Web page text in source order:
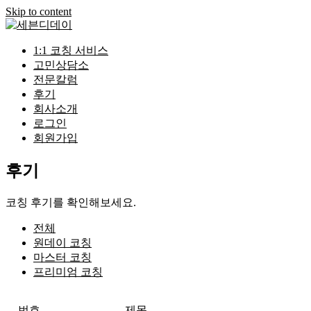
Skip to content
1:1 코칭 서비스
고민상담소
전문칼럼
후기
회사소개
로그인
회원가입
후기
코칭 후기를 확인해보세요.
전체
원데이 코칭
마스터 코칭
프리미엄 코칭